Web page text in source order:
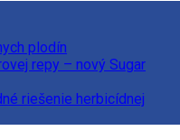
plodín
repy – nový Sugar
riešenie herbicídnej